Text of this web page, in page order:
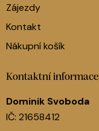
Zájezdy
Kontakt
Nákupní košík
Kontaktní informace
Dominik Svoboda
IČ: 21658412